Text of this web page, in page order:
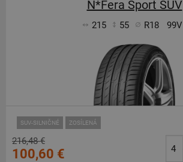
N*Fera Sport SUV
215 55 R18 99V
SUV-SILNIČNÉ ZOSÍLENÁ
216,48 €
100,60 €